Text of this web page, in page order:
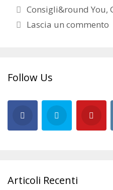
Categorie
Consigli&round You,
Lascia un commento
Follow Us
Articoli Recenti